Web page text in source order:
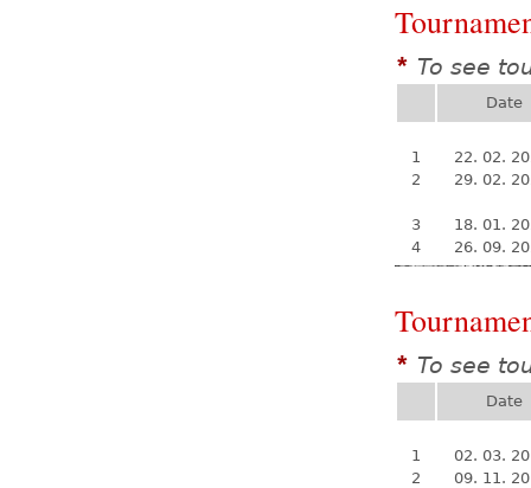
* To see
Date
1
22. 02.
2
29. 02.
3
18. 01.
4
26. 09.
* To see
Date
1
02. 03.
2
09. 11.